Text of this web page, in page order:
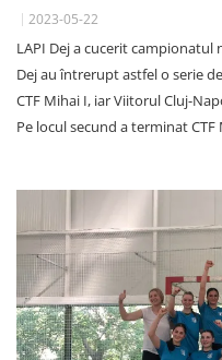
2023-05-22
LAPI Dej a cucerit
Dej au întrerupt astfel o serie
CTF Mihai I, iar Viitorul Cluj-
Pe locul secund a terminat CTF